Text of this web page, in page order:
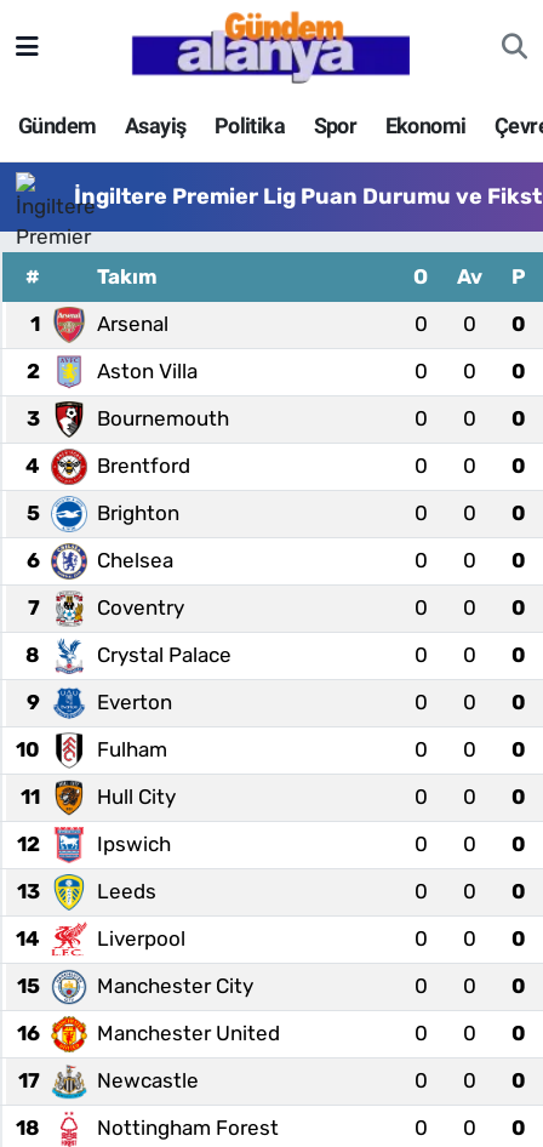
Gündem Asayiş Politika Spor Ekonomi
İngiltere Premier Lig Puan Durumu ve
# Takım O Av
P
1
Arsenal 0 0
0
2
Aston Villa 0 0
0
3
Bournemouth 0 0
0
4
Brentford 0 0
0
5
Brighton 0 0
0
6
Chelsea 0 0
0
7
Coventry 0 0
0
8
Crystal Palace 0 0
0
9
Everton 0 0
0
10
Fulham 0 0
0
11
Hull City 0 0
0
12
Ipswich 0 0
0
13
Leeds 0 0
0
14
Liverpool 0 0
0
15
Manchester City 0 0
0
16
Manchester United 0 0
0
17
Newcastle 0 0
0
18
Nottingham Forest 0 0
0